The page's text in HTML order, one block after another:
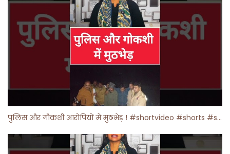
पुलिस और गौकशी आरोपियों में मुठभेड़ ! #shortvideo #shorts #shortsfeed